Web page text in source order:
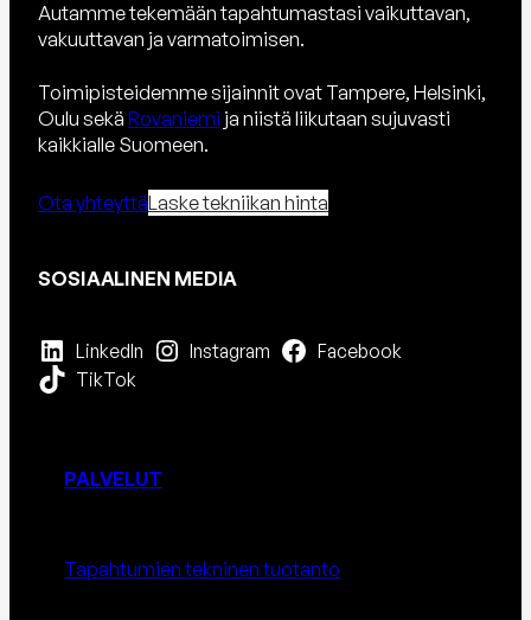
Autamme tekemään tapahtumastasi vaikuttavan,
vakuuttavan ja varmatoimisen.
Toimipisteidemme sijainnit ovat Tampere, Helsinki,
Oulu sekä Rovaniemi ja niistä liikutaan sujuvasti
kaikkialle Suomeen.
Ota yhteyttäLaske tekniikan hinta
SOSIAALINEN MEDIA
LinkedIn Instagram
Facebook
TikTok
PALVELUT
Tapahtumien tekninen tuotanto